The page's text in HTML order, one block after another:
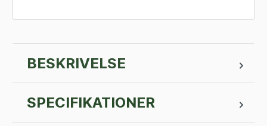
BESKRIVELSE
SPECIFIKATIONER